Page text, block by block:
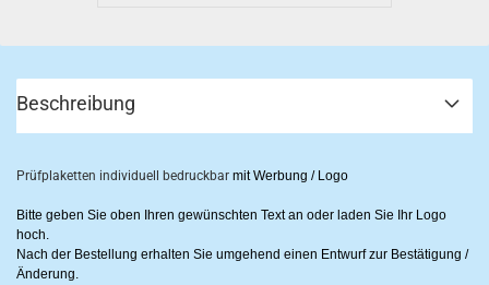
Beschreibung
Prüfplaketten individuell bedruckbar mit Werbung / Logo
Bitte geben Sie oben Ihren gewünschten Text an oder laden Sie Ihr Logo
hoch.
Nach der Bestellung erhalten Sie umgehend einen Entwurf zur Bestätigung /
Änderung.